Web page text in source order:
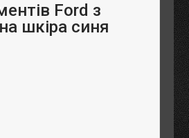
Ford з
шкіра синя